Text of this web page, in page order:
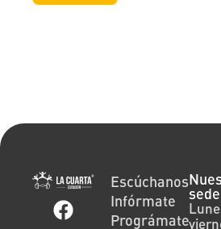
Escúchanos
Infórmate
Prográmate
sede